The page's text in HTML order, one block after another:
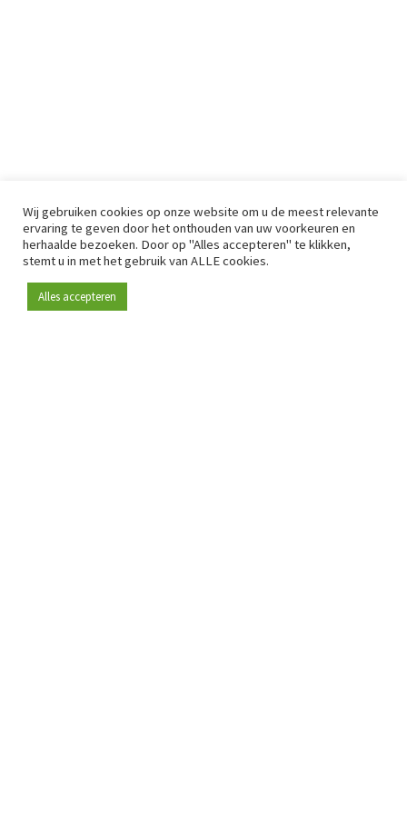
Wij gebruiken cookies op onze website om u de meest relevante
ervaring te geven door het onthouden van uw voorkeuren en
herhaalde bezoeken. Door op "Alles accepteren" te klikken,
stemt u in met het gebruik van ALLE cookies.
Alles accepteren